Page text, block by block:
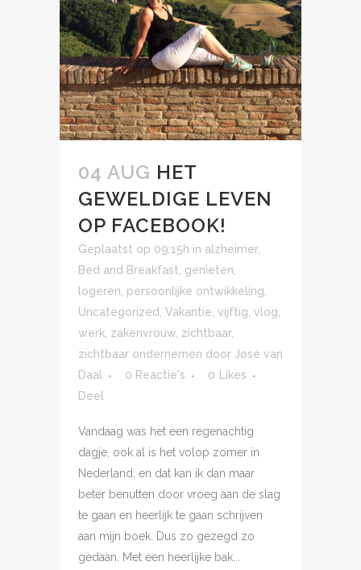
04 AUG HET
GEWELDIGE LEVEN
OP FACEBOOK!
Geplaatst op 09:15h in alzheimer,
Bed and Breakfast genieten
logeren persoonlijke ontwikkeling
Uncategorized Vakantie vijftig vlog
werk zakenvrouw zichtbaar,
zichtbaar ondernemen door Jose van
Daal
0 Reactie's 0
Likes
Deel
Vandaag was het een regenachtig
dagje, ook al is het volop zomer in
Nederland, en dat kan ik dan maar
beter benutten door vroeg aan de slag
te gaan en heerlijk te gaan schrijven
aan mijn boek. Dus zo gezegd zo
gedaan. Met een heerlijke bak...